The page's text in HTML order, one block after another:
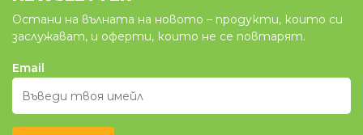
Остани на вълната на новото – продукти, които си
заслужават, и оферти, които не се повтарят.
Email